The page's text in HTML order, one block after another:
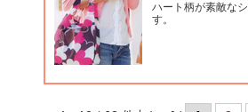
ハート柄が素敵な
す。